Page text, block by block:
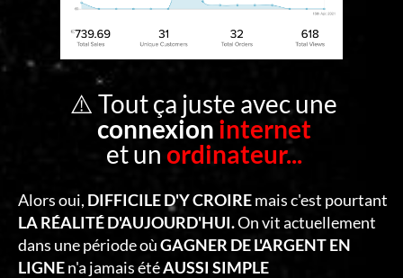
⚠️ Tout ça juste avec une
connexion internet
et un ordinateur...
Alors oui, DIFFICILE D'Y CROIREmais c'est pourtant
LA RÉALITÉ D'AUJOURD'HUI.On vit actuellement
dans une période oùGAGNER DE L'ARGENT EN
LIGNEn'a jamais étéAUSSI SIMPLE